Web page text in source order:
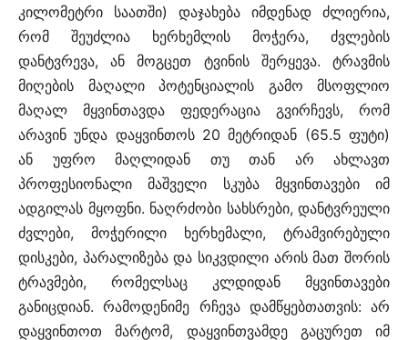
კილომეტრი საათში) დაჯახება იმდენად ძლიერია,
რომ შეუძლია ხერხემლის მოჭერა, ძვლების
დანტვრევა, ან მოგცეთ ტვინის შერყევა. ტრავმის
მიღების მაღალი პოტენციალის გამო მსოფლიო
მაღალ მყვინთავდა ფედერაცია გვირჩევს, რომ
არავინ უნდა დაყვინთოს 20 მეტრიდან (65.5 ფუტი)
ან უფრო მაღლიდან თუ თან არ ახლავთ
პროფესიონალი მაშველი სკუბა მყვინთავები იმ
ადგილას მყოფნი. ნაღრძობი სახსრები, დანტვრეული
ძვლები, მოჭერილი ხერხემალი, ტრამვირებული
დისკები, პარალიზება და სიკვდილი არის მათ შორის
ტრავმები, რომელსაც კლდიდან მყვინთავები
განიცდიან. რამოდენიმე რჩევა დამწყებთათვის: არ
დაყვინთოთ მარტომ, დაყვინთვამდე გაცურეთ იმ